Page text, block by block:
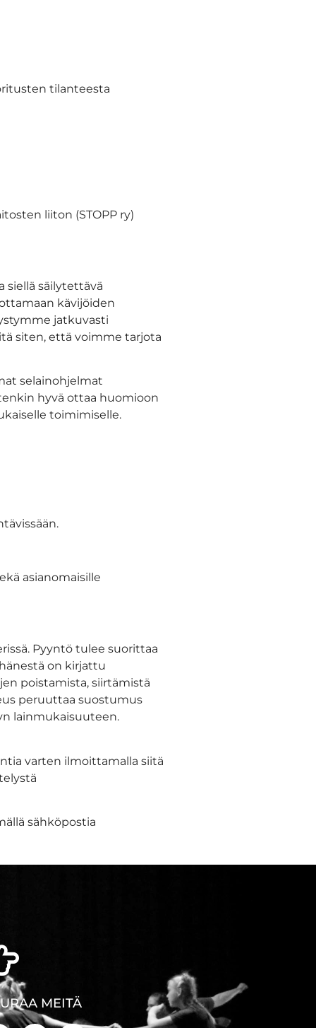
tilanteesta
liiton (STOPP ry)
siellä säilytettävä
kävijöiden
jatkuvasti
siten, että voimme tarjota
selainohjelmat
hyvä ottaa huomioon
toimimiselle.
asianomaisille
Pyyntö tulee suorittaa
on kirjattu
poistamista, siirtämistä
peruuttaa suostumus
lainmukaisuuteen.
varten ilmoittamalla siitä
sähköpostia
MEITÄ